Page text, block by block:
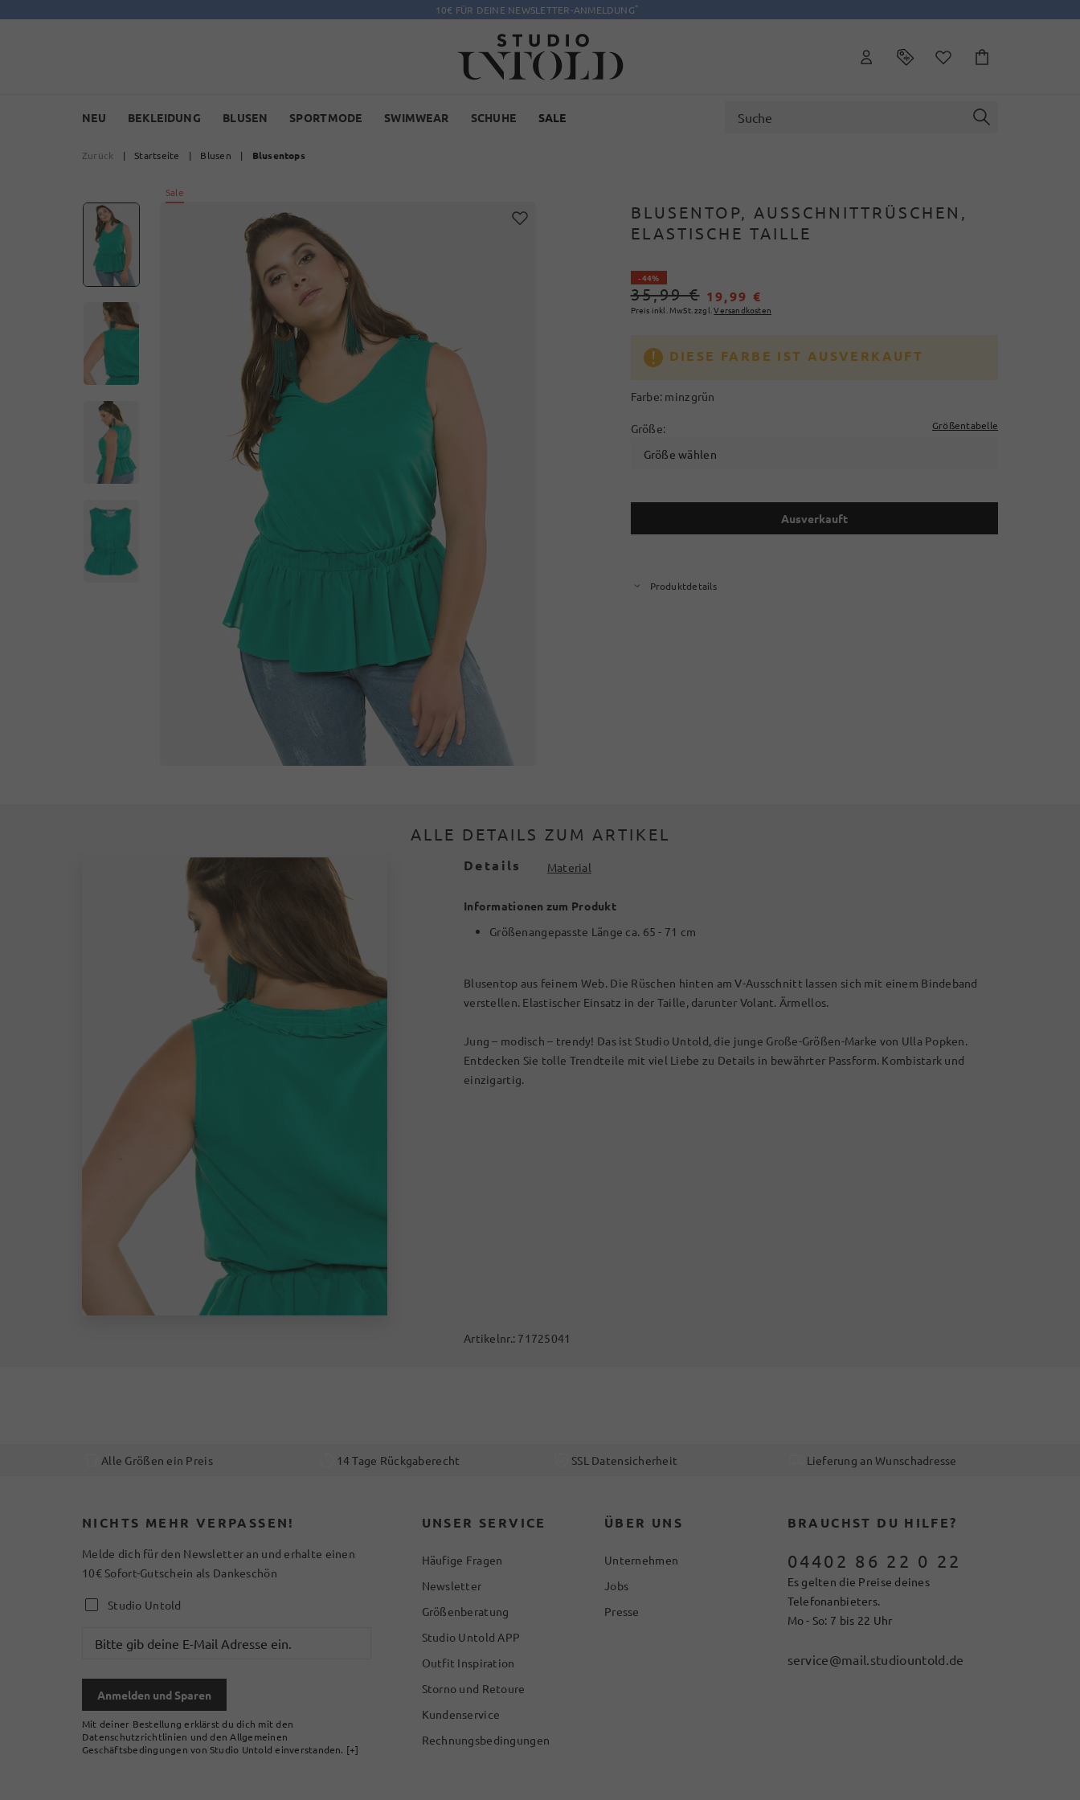
10€ FÜR DEINE NEWSLETTER-ANMELDUNG*
NEU BEKLEIDUNG BLUSEN SPORTMODE SWIMWEAR SCHUHE SALE
Zurück | Startseite | Blusen | Blusentops
Sale
BLUSENTOP, AUSSCHNITTRÜSCHEN,
ELASTISCHE TAILLE
- 44%
35,99 € 19,99 €
Preis inkl. MwSt. zzgl.Versandkosten
DIESE FARBE IST AUSVERKAUFT
Farbe: minzgrün
Größe: Größentabelle
Größe wählen
Ausverkauft
Produktdetails
ALLE DETAILS ZUM ARTIKEL
Details Material
Informationen zum Produkt
Größenangepasste Länge ca. 65 - 71 cm
Blusentop aus feinem Web. Die Rüschen hinten am V-Ausschnitt lassen sich mit einem Bindeband
verstellen. Elastischer Einsatz in der Taille, darunter Volant. Ärmellos.
Jung – modisch – trendy! Das ist Studio Untold, die junge Große-Größen-Marke von Ulla Popken.
Entdecken Sie tolle Trendteile mit viel Liebe zu Details in bewährter Passform. Kombistark und
einzigartig.
Artikelnr.: 71725041
Alle Größen ein Preis 14 Tage Rückgaberecht SSL Datensicherheit Lieferung an Wunschadresse
NICHTS MEHR VERPASSEN!
Melde dich für den Newsletter an und erhalte einen
10€ Sofort-Gutschein als Dankeschön
Studio Untold
Anmelden und Sparen
Mit deiner Bestellung erklärst du dich mit den
Datenschutzrichtlinien und den Allgemeinen
Geschäftsbedingungen von Studio Untold einverstanden. [+]
UNSER SERVICE
Häufige Fragen
Newsletter
Größenberatung
Studio Untold APP
Outfit Inspiration
Storno und Retoure
Kundenservice
Rechnungsbedingungen
ÜBER UNS
Unternehmen
Jobs
Presse
BRAUCHST DU HILFE?
04402 86 22 0 22
Es gelten die Preise deines
Telefonanbieters.
Mo - So: 7 bis 22 Uhr
service@mail.studiountold.de